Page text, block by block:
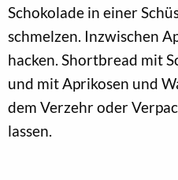
Schokolade in einer
schmelzen. Inzwischen
hacken. Shortbread mit
und mit Aprikosen und
dem Verzehr oder
lassen.